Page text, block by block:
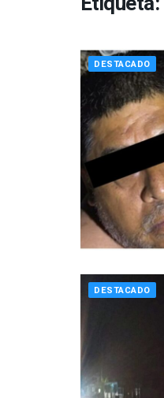
DESTACADO
DESTACADO